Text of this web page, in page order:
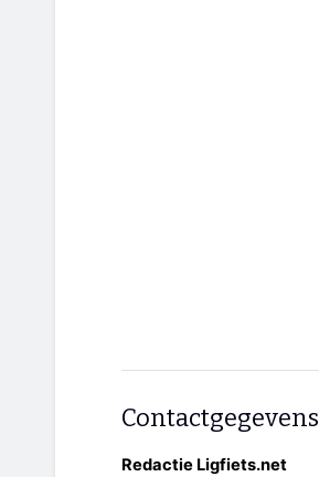
Contactgegevens
Redactie Ligfiets.net